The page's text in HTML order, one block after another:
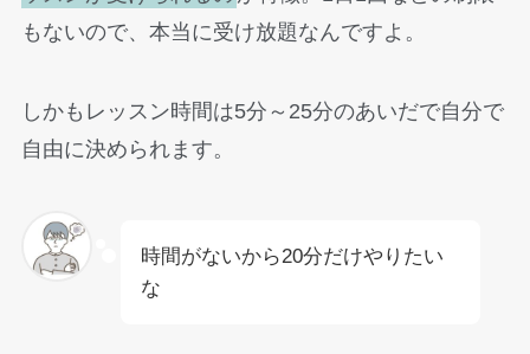
もないので、本当に受け放題なんですよ。
しかもレッスン時間は5分～25分のあいだで自分で
自由に決められます。
時間がないから20分だけやりたい
な